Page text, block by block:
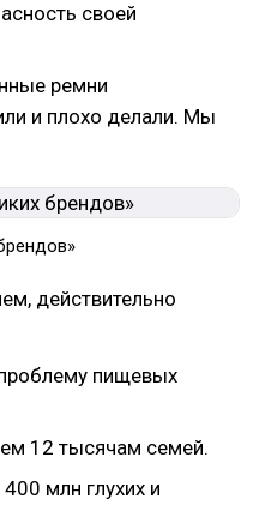
своей
ремни
и плохо делали. Мы
действительно
пищевых
12 тысячам семей.
млн глухих и